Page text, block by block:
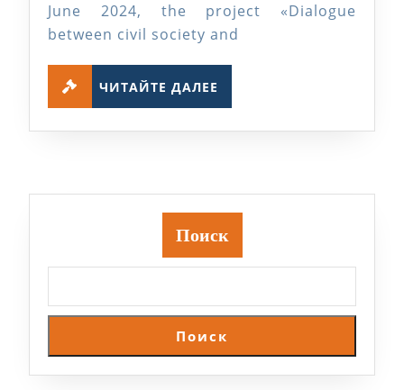
June 2024, the project «Dialogue
between civil society and
ЧИТАЙТЕ ДАЛЕЕ
Поиск
Поиск